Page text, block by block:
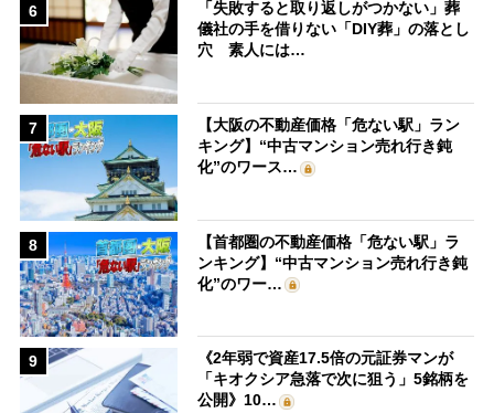
6
「失敗すると取り返しがつかない」葬
儀社の手を借りない「DIY葬」の落とし
穴 素人には…
7
【大阪の不動産価格「危ない駅」ラン
キング】“中古マンション売れ行き鈍
化”のワース…
8
【首都圏の不動産価格「危ない駅」ラ
ンキング】“中古マンション売れ行き鈍
化”のワー…
9
《2年弱で資産17.5倍の元証券マンが
「キオクシア急落で次に狙う」5銘柄を
公開》10…